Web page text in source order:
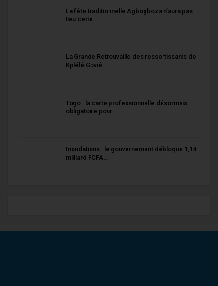
La fête traditionnelle Agbogboza n’aura pas
lieu cette…
La Grande Retrouvaille des ressortissants de
Kplélé Govié…
Togo : la carte professionnelle désormais
obligatoire pour…
Inondations : le gouvernement débloque 1,14
milliard FCFA…